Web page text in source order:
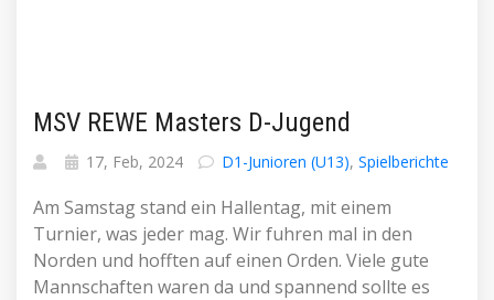
MSV REWE Masters D-Jugend
17, Feb, 2024 D1-Junioren (U13), Spielberichte
Am Samstag stand ein Hallentag, mit einem
Turnier, was jeder mag. Wir fuhren mal in den
Norden und hofften auf einen Orden. Viele gute
Mannschaften waren da und spannend sollte es